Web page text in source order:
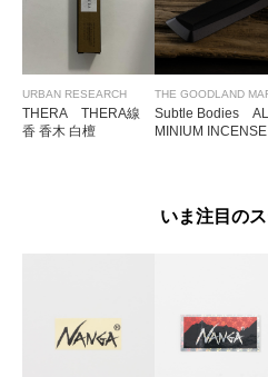
URBAN RESEARCH
THERA THERA線
香 香木 白檀
Subtle Bodies
MINIUM INCENSE
いま注目の